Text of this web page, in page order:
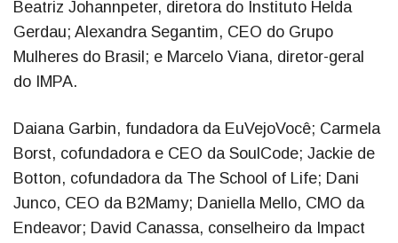
Beatriz Johannpeter, diretora do Instituto Helda
Gerdau; Alexandra Segantim, CEO do Grupo
Mulheres do Brasil; e Marcelo Viana, diretor-geral
do IMPA.
Daiana Garbin, fundadora da EuVejoVocê; Carmela
Borst, cofundadora e CEO da SoulCode; Jackie de
Botton, cofundadora da The School of Life; Dani
Junco, CEO da B2Mamy; Daniella Mello, CMO da
Endeavor; David Canassa, conselheiro da Impact